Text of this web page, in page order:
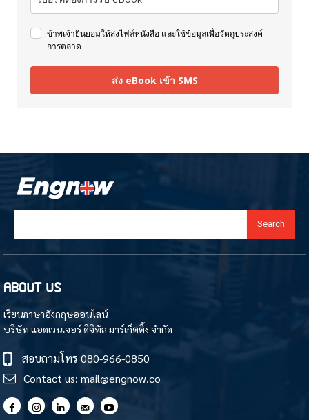
ข้าพเจ้ายินยอมให้ส่งไฟล์หนังสือ และใช้ข้อมูลเพื่อวัตถุประสงค์
การตลาด
ส่ง eBook เข้า SMS
Search
ABOUT US
เรียนภาษาอังกฤษออนไลน์
บริษัท แอดเวนเจอร์ ดิจิทัล มาร์เก็ตติ้ง จำกัด
สอบถามโทร 080-966-0850
Contact us: mail@engnow.co